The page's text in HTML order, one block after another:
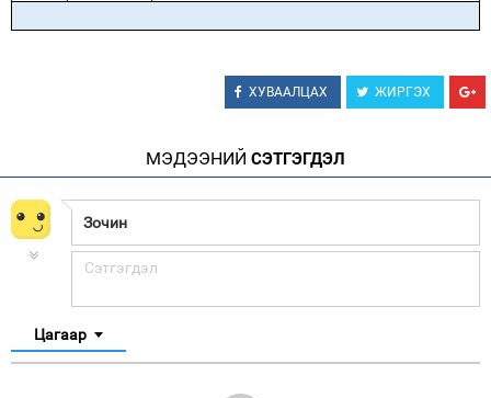
ХУВААЛЦАХ ЖИРГЭХ
МЭДЭЭНИЙ СЭТГЭГДЭЛ
Цагаар